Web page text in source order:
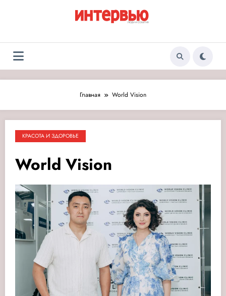
Журнал «Интервью:
Люди и события»
Люди и события
Главная World Vision
КРАСОТА И ЗДОРОВЬЕ
World Vision